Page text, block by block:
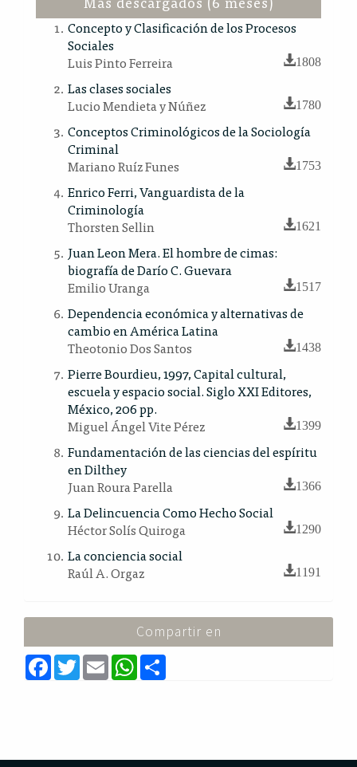
Concepto y Clasificación de los Procesos
Sociales
Luis Pinto Ferreira
1808
Las clases sociales
Lucio Mendieta y Núñez
1780
Conceptos Criminológicos de la Sociología
Criminal
Mariano Ruíz Funes
1753
Enrico Ferri, Vanguardista de la
Criminología
Thorsten Sellin
1621
Juan Leon Mera. El hombre de cimas:
biografía de Darío C. Guevara
Emilio Uranga
1517
Dependencia económica y alternativas de
cambio en América Latina
Theotonio Dos Santos
1438
Pierre Bourdieu, 1997, Capital cultural,
escuela y espacio social. Siglo XXI Editores,
México, 206 pp.
Miguel Ángel Vite Pérez
1399
Fundamentación de las ciencias del espíritu
en Dilthey
Juan Roura Parella
1366
La Delincuencia Como Hecho Social
Héctor Solís Quiroga
1290
La conciencia social
Raúl A. Orgaz
1191
Compartir en
F
a
c
T
w
E
m
a
W
h
a